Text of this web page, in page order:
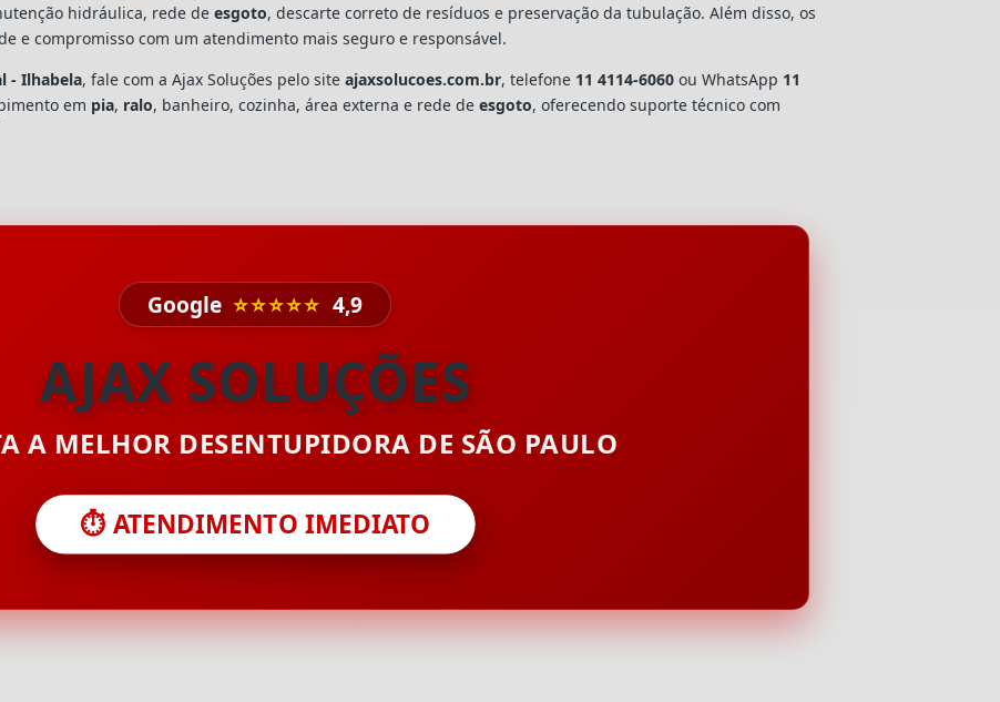
hidráulica, rede deesgoto, descarte correto de resíduos e preservação da tubulação. Além disso, os
e compromisso com um atendimento mais seguro e responsável.
- Ilhabela, fale com a Ajax Soluções pelo siteajaxsolucoes.com.br, telefone 11 4114-6060 ou WhatsApp 11
em pia, ralo, banheiro, cozinha, área externa e rede deesgoto, oferecendo suporte técnico com
Google ⭐⭐⭐⭐⭐ 4,9
AJAX SOLUÇÕES
A MELHOR DESENTUPIDORA DE SÃO PAULO
⏱️ ATENDIMENTO IMEDIATO